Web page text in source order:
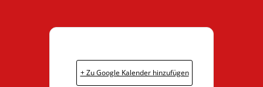
+ Zu Google Kalender hinzufügen